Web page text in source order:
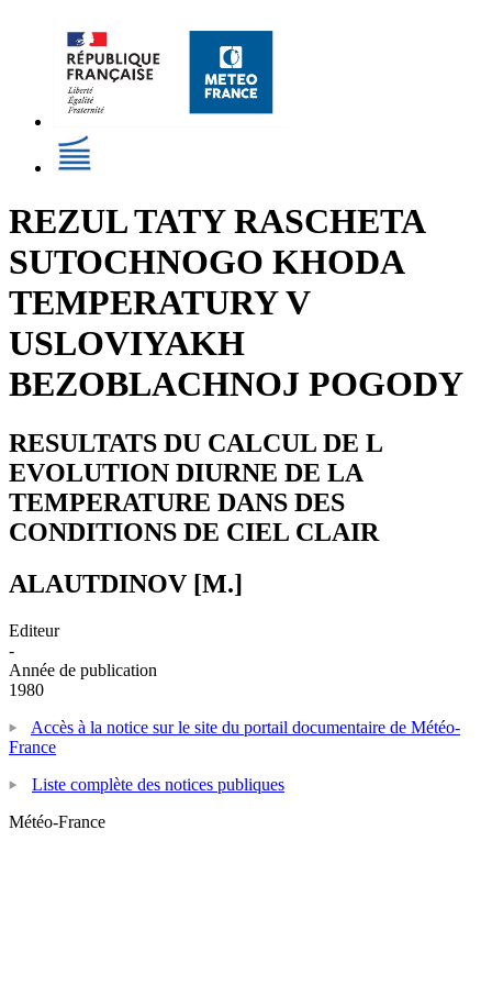
REZUL TATY RASCHETA
SUTOCHNOGO KHODA
TEMPERATURY V
USLOVIYAKH
BEZOBLACHNOJ POGODY
RESULTATS DU CALCUL DE L
EVOLUTION DIURNE DE LA
TEMPERATURE DANS DES
CONDITIONS DE CIEL CLAIR
ALAUTDINOV [M.]
Editeur
-
Année de publication
1980
Accès à la notice sur le site du portail documentaire de Météo-
France
Liste complète des notices publiques
Météo-France